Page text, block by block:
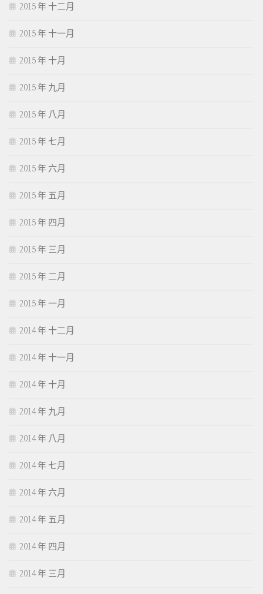
2015 年 十二月
2015 年 十一月
2015 年 十月
2015 年 九月
2015 年 八月
2015 年 七月
2015 年 六月
2015 年 五月
2015 年 四月
2015 年 三月
2015 年 二月
2015 年 一月
2014 年 十二月
2014 年 十一月
2014 年 十月
2014 年 九月
2014 年 八月
2014 年 七月
2014 年 六月
2014 年 五月
2014 年 四月
2014 年 三月